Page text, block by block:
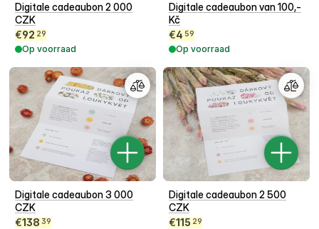
Digitale cadeaubon 2 000
CZK
€92 29
Op voorraad
Digitale cadeaubon van 100,-
Kč
€4 59
Op voorraad
Digitale cadeaubon 3 000
CZK
€138 39
Digitale cadeaubon 2 500
CZK
€115 29